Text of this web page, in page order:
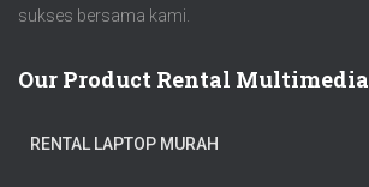
sukses bersama kami.
Our Product Rental Multimedia
RENTAL LAPTOP MURAH